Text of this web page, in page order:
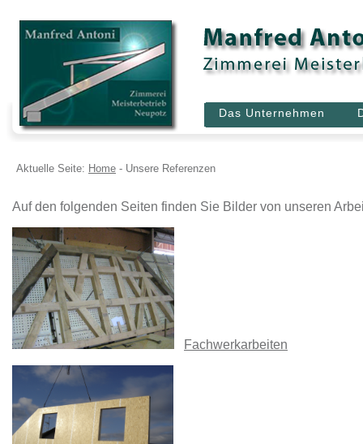
Das Unternehmen
Aktuelle Seite: Home - Unsere Referenzen
Auf den folgenden Seiten finden Sie Bilder von unseren
Fachwerkarbeiten